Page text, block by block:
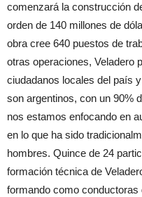
comenzará la construcción
orden de 140 millones de
obra cree 640 puestos de
otras operaciones, Veladero
ciudadanos locales del país
son argentinos, con un 90%
nos estamos enfocando en
en lo que ha sido
hombres. Quince de 24
formación técnica de
formando como conductoras